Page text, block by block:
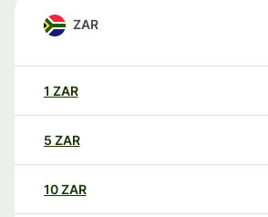
ZAR
1 ZAR
5 ZAR
10ZAR